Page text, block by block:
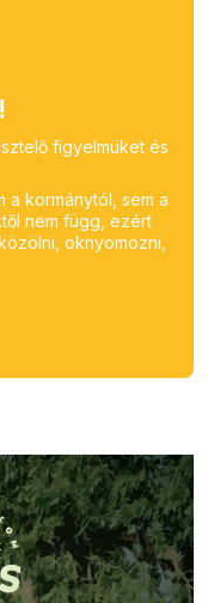
figyelmüket és
a kormánytól, sem a
nem függ, ezért
oknyomozni,